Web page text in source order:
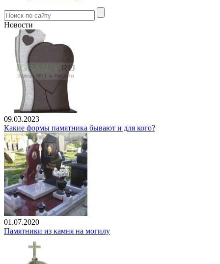
Новости
09.03.2023
Какие формы памятника бывают и для кого?
01.07.2020
Памятники из камня на могилу